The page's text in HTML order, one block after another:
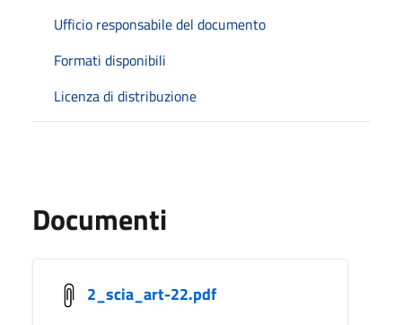
Ufficio responsabile del documento
Formati disponibili
Licenza di distribuzione
Documenti
2_scia_art-22.pdf